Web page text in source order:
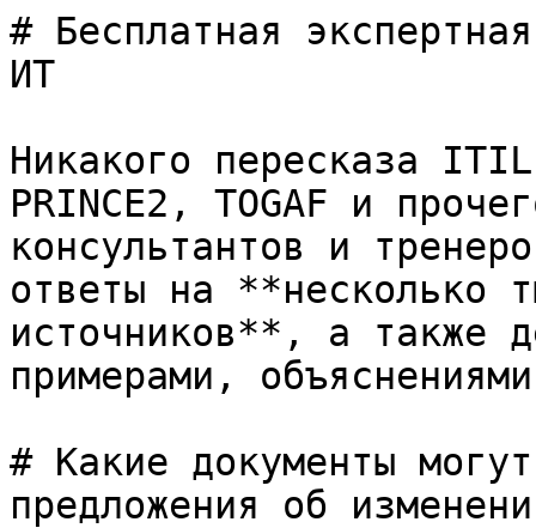
# Бесплатная
ИТ
Никакого пересказа
PRINCE2, TOGAF и
консультантов и
ответы на **несколько
источников**, а также
примерами,
# Какие документы
предложения об